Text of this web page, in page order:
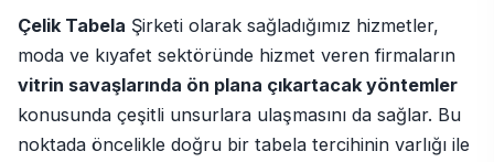
Çelik Tabela Şirketi olarak sağladığımız hizmetler,
moda ve kıyafet sektöründe hizmet veren firmaların
vitrin savaşlarında ön plana çıkartacak yöntemler
konusunda çeşitli unsurlara ulaşmasını da sağlar. Bu
noktada öncelikle doğru bir tabela tercihinin varlığı ile